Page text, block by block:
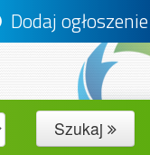
Dodaj ogłoszenie
Szukaj